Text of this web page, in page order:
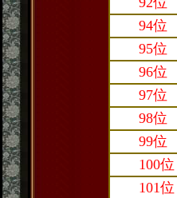
94位
95位
96位
97位
98位
99位
100位
101位